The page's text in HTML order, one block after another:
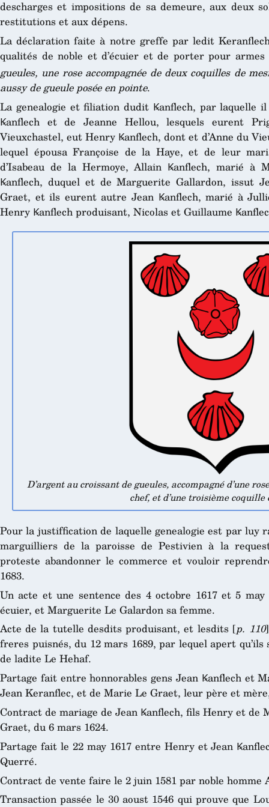
descharges et impositions de sa demeure, aux deux
restitutions et aux dépens.
La déclaration faite à notre greffe par ledit
qualités de noble et d’écuier et de porter pour armes
gueules, une rose accompagnée de deux coquilles de
aussy de gueule posée en pointe.
La genealogie et filiation dudit Ꝃanflech, par laquelle
Ꝃanflech et de Jeanne Hellou, lesquels eurent
Vieuxchastel, eut Henry Ꝃanflech, dont et d’Anne du
lequel épousa Françoise de la Haye, et de leur
d’Isabeau de la Hermoye, Allain Ꝃanflech, marié
Ꝃanflech, duquel et de Marguerite Gallardon, issut
Graet, et ils eurent autre Jean Ꝃanflech, marié à
Henry Ꝃanflech produisant, Nicolas et Guillaume
D’argent au croissant de gueules, accompagné d’une
chef, et d’une troisième coquille
Pour la justiffication de laquelle genealogie est par luy
marguilliers de la paroisse de Pestivien à la
proteste abandonner le commerce et vouloir
1683.
Un acte et une sentence des 4 octobre 1617 et 5
écuier, et Marguerite Le Galardon sa femme.
Acte de la tutelle desdits produisant, et lesdits [p. 110
freres puisnés, du 12 mars 1689, par lequel apert
de ladite Le Hehaf.
Partage fait entre honnorables gens Jean Ꝃanflech et
Jean Keranflec, et de Marie Le Graet, leur père et
Contract de mariage de Jean Ꝃanflech, fils Henry et de
Graet, du 6 mars 1624.
Partage fait le 22 may 1617 entre Henry et Jean
Querré.
Contract de vente faire le 2 juin 1581 par noble homme
Transaction passée le 30 aoust 1546 qui prouve que